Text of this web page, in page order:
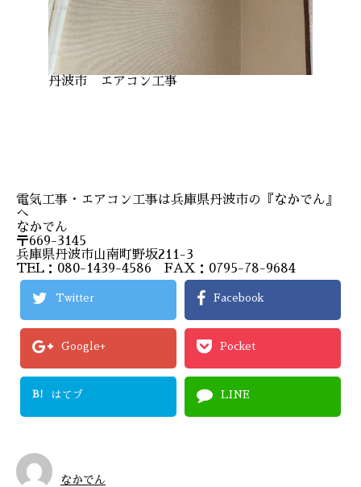
丹波市 エアコン工事
電気工事・エアコン工事は兵庫県丹波市の『なかでん』
へ
なかでん
〒669-3145
兵庫県丹波市山南町野坂211-3
TEL：080-1439-4586 FAX：0795-78-9684
Twitter Facebook
Google+ Pocket
B! はてブ LINE
なかでん